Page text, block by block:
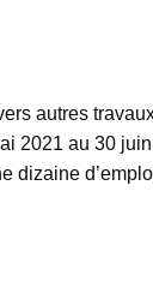
autres
2021 au 30
dizaine